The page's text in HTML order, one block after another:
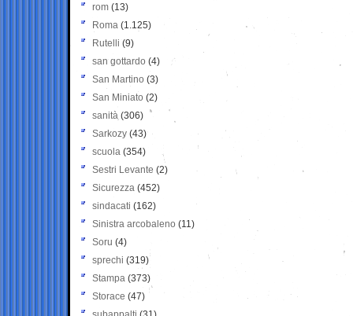
rom (13)
Roma (1.125)
Rutelli (9)
san gottardo (4)
San Martino (3)
San Miniato (2)
sanità (306)
Sarkozy (43)
scuola (354)
Sestri Levante (2)
Sicurezza (452)
sindacati (162)
Sinistra arcobaleno (11)
Soru (4)
sprechi (319)
Stampa (373)
Storace (47)